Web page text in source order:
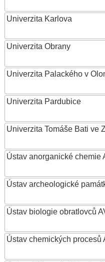
Univerzita Karlova
Univerzita Obrany
Univerzita Palackého v
Univerzita Pardubice
Univerzita Tomáše Bati ve
Ústav anorganické chemie
Ústav archeologické
Ústav biologie obratlovců
Ústav chemických procesů